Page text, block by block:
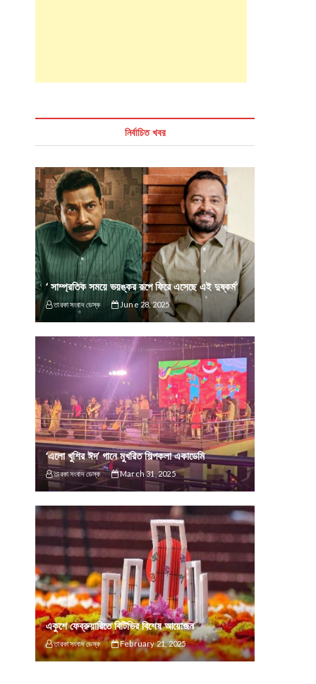
নির্বাচিত খবর
‘ সাম্প্রতিক সময়ে ভয়ঙ্কর রূপে ফিরে এসেছে এই দুষ্কর্ম’
তারকা সংবাদ ডেস্ক June 28, 2025
‘এলো খুশির ঈদ’ গানে মুখরিত শিল্পকলা একাডেমি
তারকা সংবাদ ডেস্ক March 31, 2025
একুশে ফেব্রুয়ারিতে বিটিভির বিশেষ আয়োজন
তারকা সংবাদ ডেস্ক February 21, 2025